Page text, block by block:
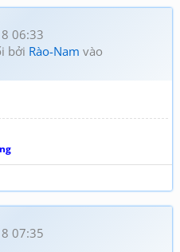
06:33
bởi Rào-Nam vào
07:35